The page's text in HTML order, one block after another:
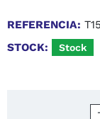
REFERENCIA:
STOCK:
Stock